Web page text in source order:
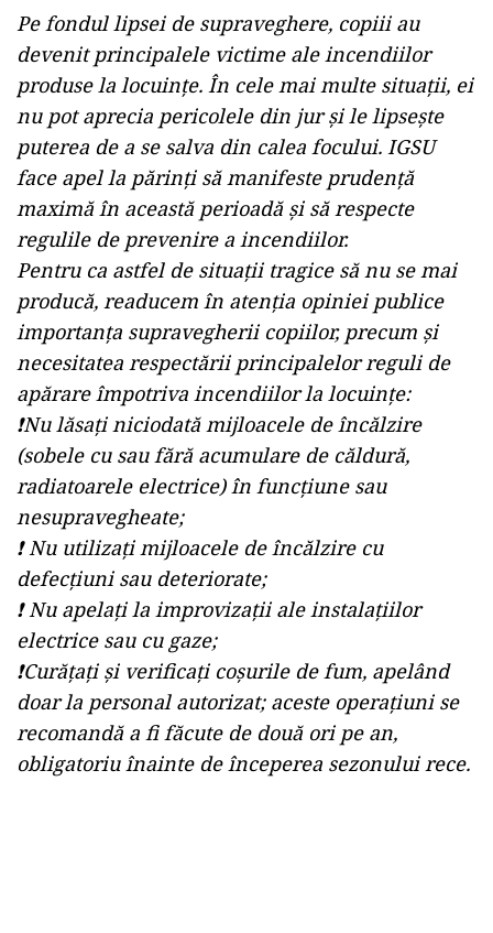
Pe fondul lipsei de supraveghere, copiii au
devenit principalele victime ale incendiilor
produse la locuințe. În cele mai multe situații, ei
nu pot aprecia pericolele din jur și le lipsește
puterea de a se salva din calea focului. IGSU
face apel la părinți să manifeste prudență
maximă în această perioadă și să respecte
regulile de prevenire a incendiilor.
Pentru ca astfel de situaţii tragice să nu se mai
producă, readucem în atenţia opiniei publice
importanţa supravegherii copiilor, precum şi
necesitatea respectării principalelor reguli de
apărare împotriva incendiilor la locuinţe:
❗Nu lăsaţi niciodată mijloacele de încălzire
(sobele cu sau fără acumulare de căldură,
radiatoarele electrice) în funcţiune sau
nesupravegheate;
❗ Nu utilizaţi mijloacele de încălzire cu
defecţiuni sau deteriorate;
❗ Nu apelaţi la improvizaţii ale instalaţiilor
electrice sau cu gaze;
❗Curăţaţi şi verificaţi coşurile de fum, apelând
doar la personal autorizat; aceste operaţiuni se
recomandă a fi făcute de două ori pe an,
obligatoriu înainte de începerea sezonului rece.